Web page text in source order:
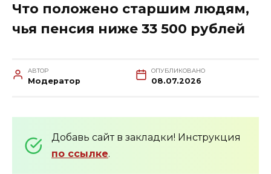
Что положено старшим людям,
чья пенсия ниже 33 500 рублей
АВТОР
Модератор
ОПУБЛИКОВАНО
08.07.2026
Добавь сайт в закладки! Инструкция
по ссылке.